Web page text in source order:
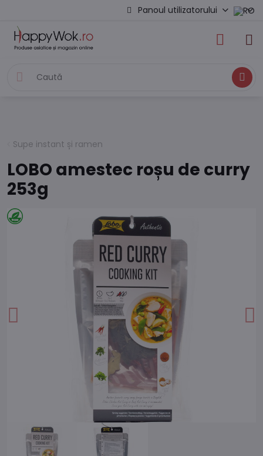
Panoul utilizatorului
Caută
Supe instant și ramen
LOBO amestec roșu de curry
253g